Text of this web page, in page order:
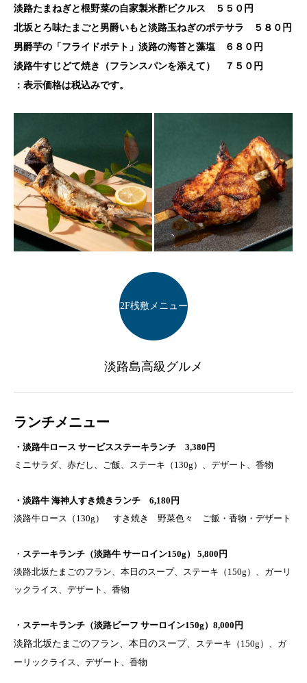
淡路たまねぎと根野菜の自家製米酢ピクルス ５５０円
北坂とろ味たまごと男爵いもと淡路玉ねぎのポテサラ ５８０円
男爵芋の「フライドポテト」淡路の海苔と藻塩 ６８０円
淡路牛すじどて焼き（フランスパンを添えて） ７５０円
：表示価格は税込みです。
2F桟敷メニュー
淡路島高級グルメ
ランチメニュー
・淡路牛ロース サービスステーキランチ 3,380円
ミニサラダ、赤だし、ご飯、ステーキ（130g）、デザート、香物
・淡路牛 海神人すき焼きランチ 6,180円
淡路牛ロース（130g） すき焼き 野菜色々 ご飯・香物・デザート
・ステーキランチ（淡路牛 サーロイン150g） 5,800円
淡路北坂たまごのフラン、本日のスープ、ステーキ（150g）、ガーリ
ックライス、デザート、香物
・ステーキランチ（淡路ビーフ サーロイン150g）8,000円
淡路北坂たまごのフラン、本日のスープ、
ステーキ（150g）、ガ
ーリックライス、デザート、香物